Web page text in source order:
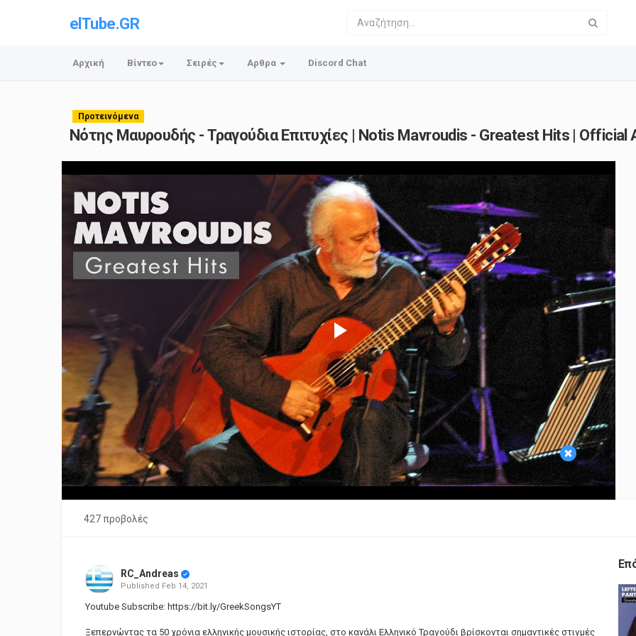
elTube.GR
Αρχική Βίντεο Σειρές Αρθρα Discord Chat
Προτεινόμενα
Νότης Μαυρουδής - Τραγούδια Επιτυχίες | Notis Mavroudis - Greatest Hits | Official
×
Play
Video
427 προβολές
RC_Andreas
Published Feb 14, 2021
Youtube Subscribe: https://bit.ly/GreekSongsYT
Ξεπερνώντας τα 50 χρόνια ελληνικής μουσικής ιστορίας, στο κανάλι Ελληνικό Τραγούδι βρίσκονται σημαντικές στιγμές